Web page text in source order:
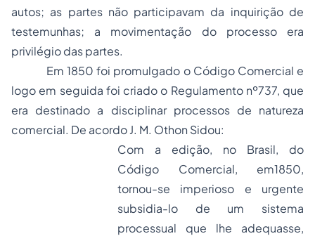
autos; as partes não participavam da inquirição de
testemunhas; a movimentação do processo era
privilégio das partes.
Em 1850 foi promulgado o Código Comercial e
logo em seguida foi criado o Regulamento nº737, que
era destinado a disciplinar processos de natureza
comercial. De acordo J. M. Othon Sidou:
Com a edição, no Brasil, do
Código Comercial, em1850,
tornou-se imperioso e urgente
subsidia-lo de um sistema
processual que lhe adequasse,